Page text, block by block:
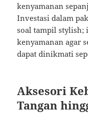
kenyamanan
Investasi dalam
soal tampil stylish;
kenyamanan agar
dapat dinikmati
Aksesori
Tangan